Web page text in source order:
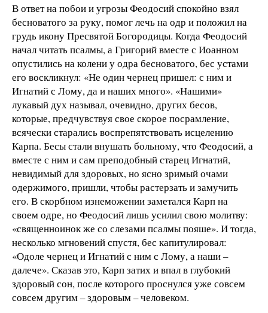
В ответ на побои и угрозы Феодосий спокойно взял
бесноватого за руку, помог лечь на одр и положил на
грудь икону Пресвятой Богородицы. Когда Феодосий
начал читать псалмы, а Григорий вместе с Иоанном
опустились на колени у одра бесноватого, бес устами
его воскликнул: «Не один чернец пришел: с ним и
Игнатий с Лому, да и наших много». «Нашими»
лукавый дух называл, очевидно, других бесов,
которые, предчувствуя свое скорое посрамление,
всячески старались воспрепятствовать исцелению
Карпа. Бесы стали внушать больному, что Феодосий, а
вместе с ним и сам преподобный старец Игнатий,
невидимый для здоровых, но ясно зримый очами
одержимого, пришли, чтобы растерзать и замучить
его. В скорбном изнеможении заметался Карп на
своем одре, но Феодосий лишь усилил свою молитву:
«священноинок же со слезами псалмы пояше». И тогда,
несколько мгновений спустя, бес капитулировал:
«Одоле чернец и Игнатий с ним с Лому, а наши –
далече». Сказав это, Карп затих и впал в глубокий
здоровый сон, после которого проснулся уже совсем
совсем другим – здоровым – человеком.